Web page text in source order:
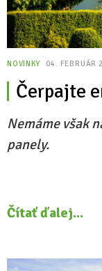
NOVINKY 04. FEBRUÁR
Čerpajte
Nemáme však
panely.
Čítať ďalej...